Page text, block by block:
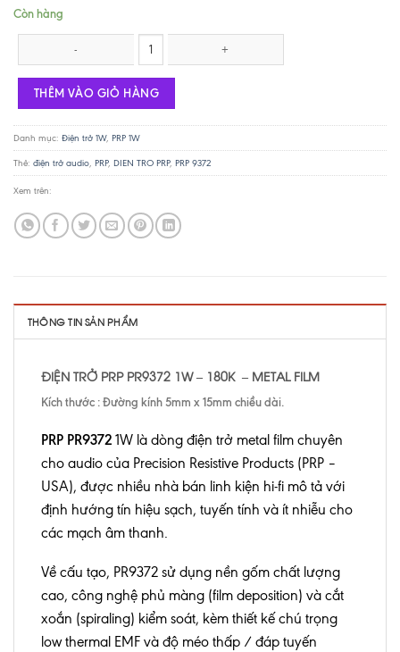
Còn hàng
Điện trở PRP PR9372 1W - 180K số lượng
THÊM VÀO GIỎ HÀNG
Danh mục: Điện trở 1W, PRP 1W
Thẻ: điện trở audio, PRP, DIEN TRO PRP, PRP 9372
Xem trên:
THÔNG TIN SẢN PHẨM
ĐIỆN TRỞ PRP PR9372 1W – 180K – METAL FILM
Kích thước : Đường kính 5mm x 15mm chiều dài.
PRP PR9372 1W là dòng điện trở metal film chuyên
cho audio của Precision Resistive Products (PRP –
USA), được nhiều nhà bán linh kiện hi-fi mô tả với
định hướng tín hiệu sạch, tuyến tính và ít nhiễu cho
các mạch âm thanh.
Về cấu tạo, PR9372 sử dụng nền gốm chất lượng
cao, công nghệ phủ màng (film deposition) và cắt
xoắn (spiraling) kiểm soát, kèm thiết kế chú trọng
low thermal EMF và độ méo thấp / đáp tuyến